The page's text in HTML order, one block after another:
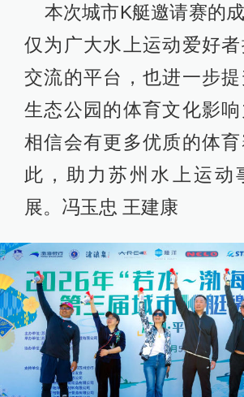
本次城市K艇邀请赛的
仅为广大水上运动爱好
交流的平台，也进一步
生态公园的体育文化影响
相信会有更多优质的体
此，助力苏州水上运动
展。冯玉忠 王建康